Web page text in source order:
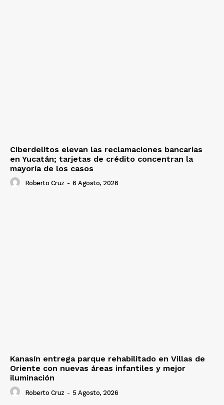
Ciberdelitos elevan las reclamaciones bancarias
en Yucatán; tarjetas de crédito concentran la
mayoría de los casos
Roberto Cruz - 6 Agosto, 2026
Kanasín entrega parque rehabilitado en Villas de
Oriente con nuevas áreas infantiles y mejor
iluminación
Roberto Cruz - 5 Agosto, 2026